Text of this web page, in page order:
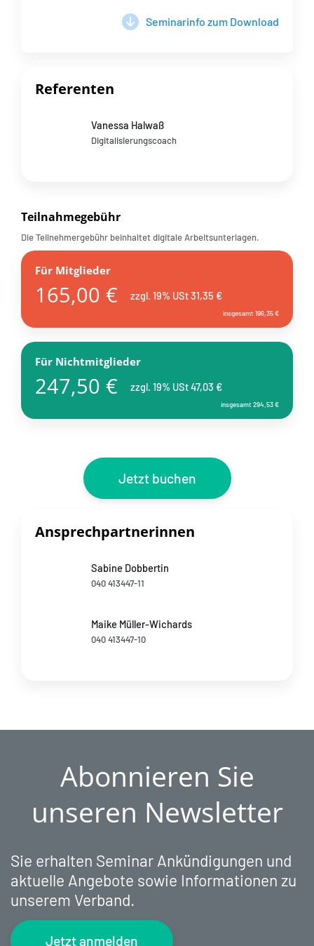
Seminarinfo zum Download
Referenten
Vanessa Halwaß
Digitalisierungscoach
Teilnahmegebühr
Die Teilnehmergebühr beinhaltet digitale Arbeitsunterlagen.
Für Mitglieder
165,00 € zzgl. 19% USt 31,35 €
insgesamt 196,35 €
Für Nichtmitglieder
247,50 € zzgl. 19% USt 47,03 €
insgesamt 294,53 €
Jetzt buchen
Ansprechpartnerinnen
Sabine Dobbertin
040 413447-11
Maike Müller-Wichards
040 413447-10
Abonnieren Sie
unseren Newsletter
Sie erhalten Seminar Ankündigungen und
aktuelle Angebote sowie Informationen zu
unserem Verband.
Jetzt anmelden